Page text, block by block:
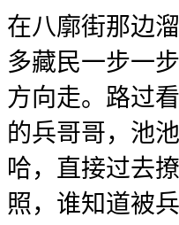
在八廓街那边
多藏民一步一
方向走。路过
的兵哥哥，池
哈，直接过去
照，谁知道被